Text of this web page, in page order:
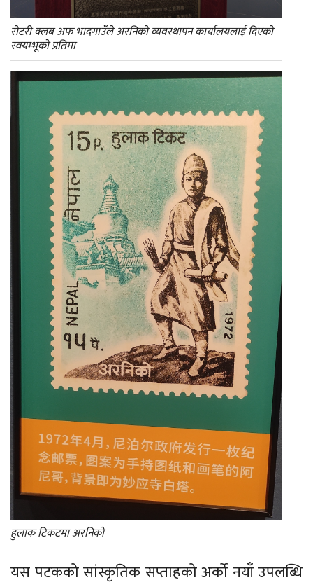
रोटरी क्लब अफ भादगाउँले अरनिको व्यवस्थापन कार्यालयलाई दिएको
स्वयम्भूको प्रतिमा
हुलाक टिकटमा अरनिको
यस पटकको सांस्कृतिक सप्ताहको अर्को नयाँ उपलब्धि